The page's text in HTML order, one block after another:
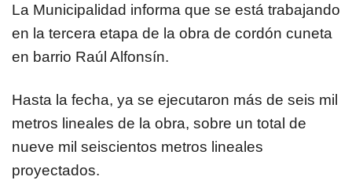
La Municipalidad informa que se está trabajando
en la tercera etapa de la obra de cordón cuneta
en barrio Raúl Alfonsín.
Hasta la fecha, ya se ejecutaron más de seis mil
metros lineales de la obra, sobre un total de
nueve mil seiscientos metros lineales
proyectados.